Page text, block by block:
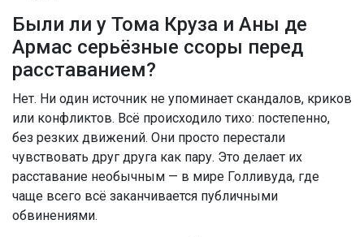
Были ли у Тома Круза и Аны де
Армас серьёзные ссоры перед
расставанием?
Нет. Ни один источник не упоминает скандалов, криков
или конфликтов. Всё происходило тихо: постепенно,
без резких движений. Они просто перестали
чувствовать друг друга как пару. Это делает их
расставание необычным — в мире Голливуда, где
чаще всего всё заканчивается публичными
обвинениями.